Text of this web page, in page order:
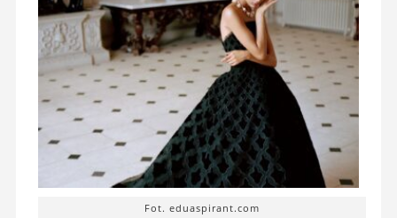
Fot. eduaspirant.com